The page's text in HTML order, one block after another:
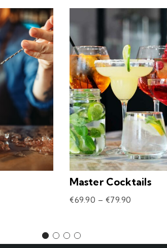
Master Cocktails
€69.90 – €79.90